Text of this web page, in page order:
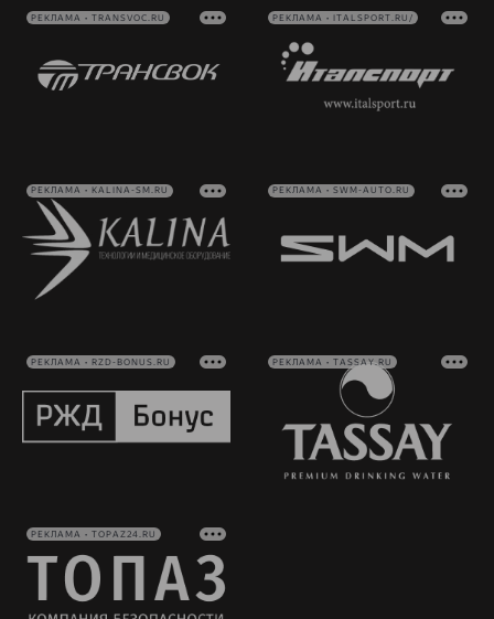
РЕКЛАМА • TRANSVOC.RU РЕКЛАМА • ITALSPORT.RU/
РЕКЛАМА • KALINA-SM.RU РЕКЛАМА • SWM-AUTO.RU
РЕКЛАМА • RZD-BONUS.RU РЕКЛАМА • TASSAY.RU
РЕКЛАМА • TOPAZ24.RU